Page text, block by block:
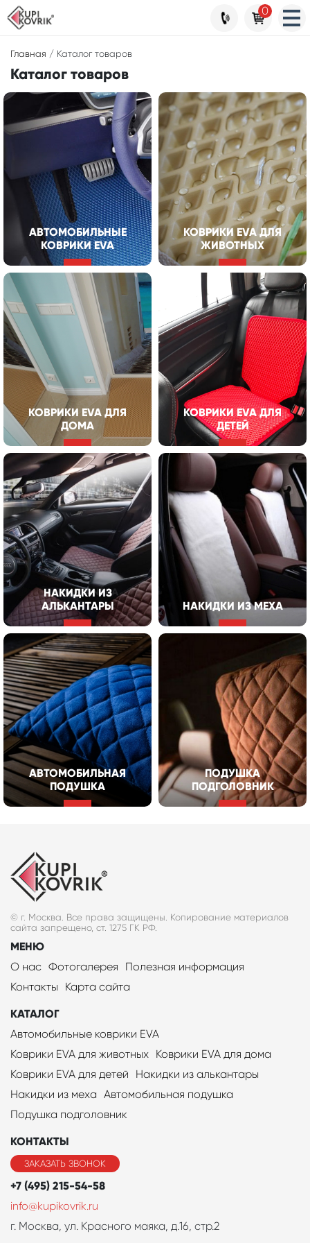
Главная / Каталог товаров
Каталог товаров
АВТОМОБИЛЬНЫЕ
КОВРИКИ EVA
КОВРИКИ EVA ДЛЯ
ЖИВОТНЫХ
КОВРИКИ EVA ДЛЯ
ДОМА
КОВРИКИ EVA ДЛЯ
ДЕТЕЙ
НАКИДКИ ИЗ
АЛЬКАНТАРЫ
НАКИДКИ ИЗ МЕХА
АВТОМОБИЛЬНАЯ
ПОДУШКА
ПОДУШКА
ПОДГОЛОВНИК
© г. Москва. Все права защищены. Копирование материалов
сайта запрещено, ст. 1275 ГК РФ.
МЕНЮ
О нас Фотогалерея
Полезная информация
Контакты
Карта сайта
КАТАЛОГ
Автомобильные коврики EVA
Коврики EVA для животных Коврики EVA для дома
Коврики EVA для детей
Накидки из алькантары
Накидки из меха Автомобильная подушка
Подушка подголовник
КОНТАКТЫ
ЗАКАЗАТЬ ЗВОНОК
+7 (495) 215-54-58
info@kupikovrik.ru
г. Москва, ул. Красного маяка, д.16, стр.2
0